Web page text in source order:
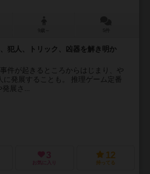
犯人、トリック、凶器を解き明か
件が起きるところからはじまり、や
発展することも。 推理ゲーム定番
発展さ...
3
お気に入り
12
持ってる